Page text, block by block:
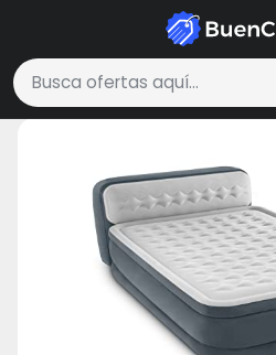
Buscar ofertas
Hogar y CocinaIntex 64448,